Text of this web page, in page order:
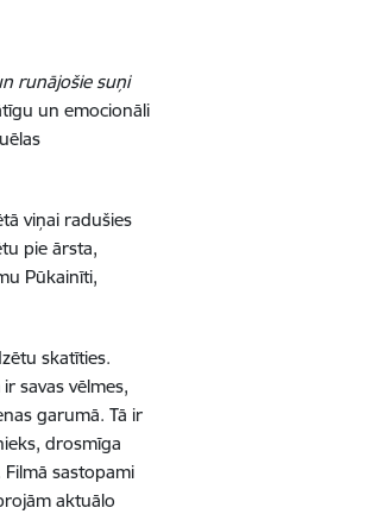
runājošie suņi
un emocionāli
viņai radušies
pie ārsta,
Pūkainīti,
skatīties.
savas vēlmes,
garumā. Tā ir
drosmīga
sastopami
aktuālo